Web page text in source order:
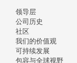
领导层
公司历史
社区
我们的价值观
可持续发展
包容与全球视野